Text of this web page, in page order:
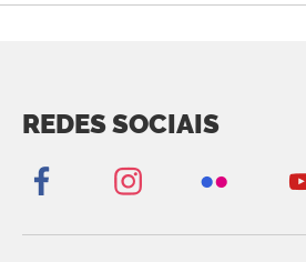
REDES SOCIAIS